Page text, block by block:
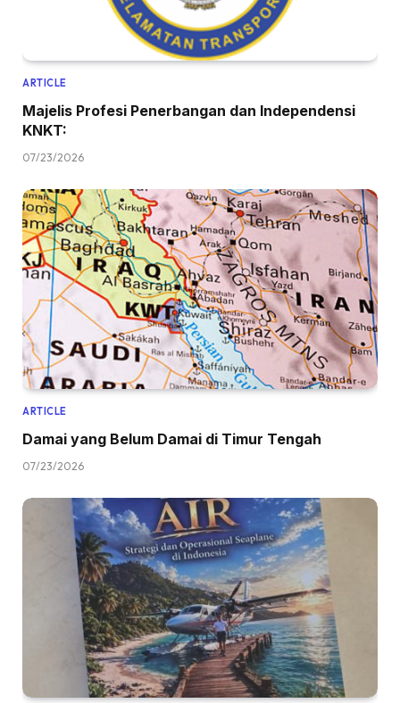
ARTICLE
Majelis Profesi Penerbangan dan Independensi
KNKT:
07/23/2026
ARTICLE
Damai yang Belum Damai di Timur Tengah
07/23/2026